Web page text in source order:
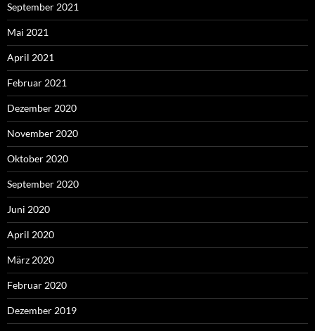
September 2021
Mai 2021
April 2021
Februar 2021
Dezember 2020
November 2020
Oktober 2020
September 2020
Juni 2020
April 2020
März 2020
Februar 2020
Dezember 2019